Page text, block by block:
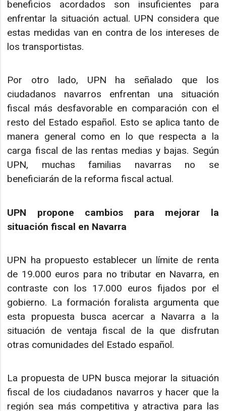
beneficios acordados son insuficientes para
enfrentar la situación actual. UPN considera que
estas medidas van en contra de los intereses de
los transportistas.
Por otro lado, UPN ha señalado que los
ciudadanos navarros enfrentan una situación
fiscal más desfavorable en comparación con el
resto del Estado español. Esto se aplica tanto de
manera general como en lo que respecta a la
carga fiscal de las rentas medias y bajas. Según
UPN, muchas familias navarras no se
beneficiarán de la reforma fiscal actual.
UPN propone cambios para mejorar la
situación fiscal en Navarra
UPN ha propuesto establecer un límite de renta
de 19.000 euros para no tributar en Navarra, en
contraste con los 17.000 euros fijados por el
gobierno. La formación foralista argumenta que
esta propuesta busca acercar a Navarra a la
situación de ventaja fiscal de la que disfrutan
otras comunidades del Estado español.
La propuesta de UPN busca mejorar la situación
fiscal de los ciudadanos navarros y hacer que la
región sea más competitiva y atractiva para las